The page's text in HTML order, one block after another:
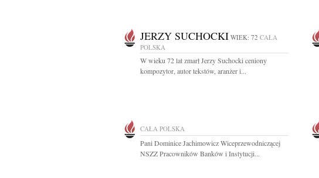
JERZY SUCHOCKI WIEK: 72 CAŁA
POLSKA
W wieku 72 lat zmarł Jerzy Suchocki ceniony
kompozytor, autor tekstów, aranżer i...
CAŁA POLSKA
Pani Dominice Jachimowicz Wiceprzewodniczącej
NSZZ Pracowników Banków i Instytucji...